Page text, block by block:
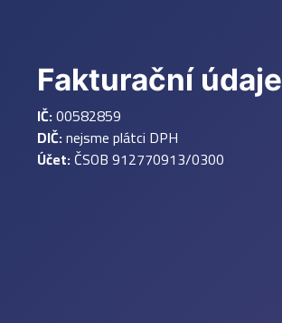
Fakturační údaje
IČ:00582859
DIČ:nejsme plátci DPH
Účet:ČSOB 912770913/0300